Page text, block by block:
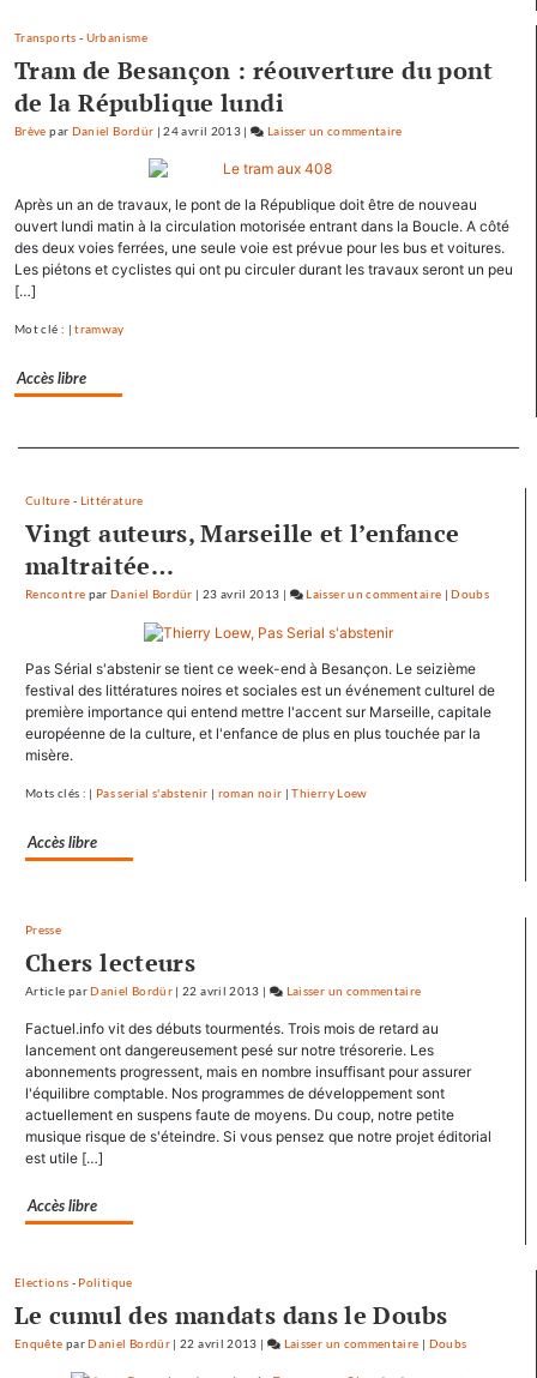
Transports - Urbanisme
Tram de Besançon : réouverture du pont
de la République lundi
Brève par Daniel Bordür |24 avril 2013 | Laisser un commentaire
se
ressource
à
Après un an de travaux, le pont de la République doit être de nouveau
ouvert lundi matin à la circulation motorisée entrant dans la Boucle. A côté
des deux voies ferrées, une seule voie est prévue pour les bus et voitures.
Les piétons et cyclistes qui ont pu circuler durant les travaux seront un peu
[…]
Mot clé : |tramway
Accès libre
Separateur
Culture - Littérature
Vingt auteurs, Marseille et l’enfance
maltraitée…
Rencontre par Daniel Bordür 23 avril 2013 Laisser un commentaire on
se
ressource
à
Mamirolle
Doubs
Pas Sérial s'abstenir se tient ce week-end à Besançon. Le seizième
festival des littératures noires et sociales est un événement culturel de
première importance qui entend mettre l'accent sur Marseille, capitale
européenne de la culture, et l'enfance de plus en plus touchée par la
misère.
Mots clés : | Pas serial s'abstenir | roman noir |Thierry Loew
Accès libre
Presse
Chers lecteurs
Article parDaniel Bordür |22 avril 2013 | Laisser un commentaire
se
ressource
à
Mamirolle
Factuel.info vit des débuts tourmentés. Trois mois de retard au
lancement ont dangereusement pesé sur notre trésorerie. Les
abonnements progressent, mais en nombre insuffisant pour assurer
l'équilibre comptable. Nos programmes de développement sont
actuellement en suspens faute de moyens. Du coup, notre petite
musique risque de s'éteindre. Si vous pensez que notre projet éditorial
est utile […]
Accès libre
Elections - Politique
Le cumul des mandats dans le Doubs
Enquête parDaniel Bordür |22 avril 2013 | Laisser un commentaire on
| Doubs